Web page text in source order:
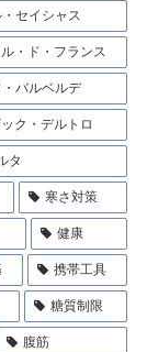
セイシャス
・ド・フランス
バルベルデ
ク・デルトロ
タ
寒さ対策
健康
携帯工具
糖質制限
腹筋